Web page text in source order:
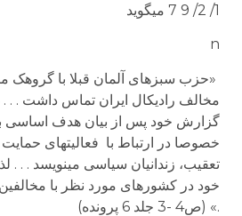
1/ 2/ 9 7 می­گوید
n
«حزب سبزهای آلمان قبلا با گروهک
مخالف رادیکال ایران تماس داشت . .
گزارش خود پس از بیان هدف اساسی
خصوصا در ارتباط با فعالیت­های
تعقیب، زندانیان سیاسی می­نویسد . . .
خود در کشورهای مورد نظر با
.» (ص4 -3 جلد 6 پرونده)